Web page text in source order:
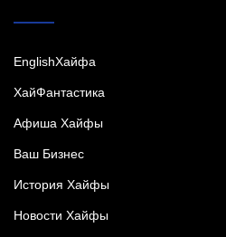
EnglishХайфа
XайФантастика
Афиша Хайфы
Ваш Бизнес
История Хайфы
Новости Хайфы